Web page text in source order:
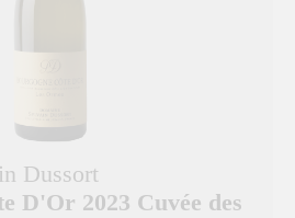
Dussort
D'Or 2023 Cuvée des